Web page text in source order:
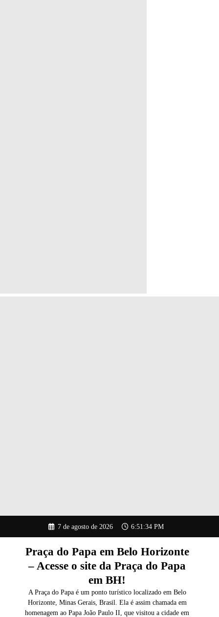
o
7 de agosto de 2026 6:51:35 PM
Praça do Papa em Belo Horizonte
– Acesse o site da Praça do Papa
em BH!
A Praça do Papa é um ponto turístico localizado em Belo
Horizonte, Minas Gerais, Brasil. Ela é assim chamada em
homenagem ao Papa João Paulo II, que visitou a cidade em